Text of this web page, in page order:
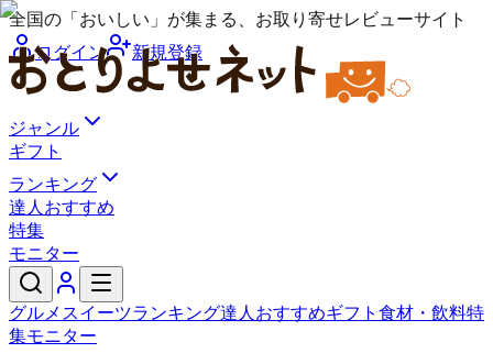
全国の「おいしい」が集まる、お取り寄せレビューサイト
ログイン
新規登録
ジャンル
ギフト
ランキング
達人おすすめ
特集
モニター
グルメ スイーツランキング達人おすすめギフト 食材・飲料特
集モニター